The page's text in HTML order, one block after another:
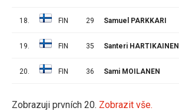
18. FIN 29 Samuel PARKKARI
19. FIN 35 Santeri HARTIKAINEN
20. FIN 36 Sami MOILANEN
Zobrazuji prvních 20. Zobrazit vše.